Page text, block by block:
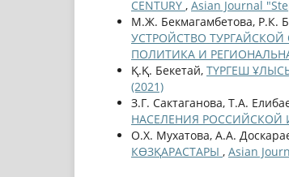
CENTURY , Asian Journal
М.Ж. Бекмагамбетова, Р.К.
УСТРОЙСТВО
ПОЛИТИКА И
Қ.Қ. Бекетай, ТҮРГЕШ
(2021)
З.Г. Сактаганова, Т.А.
НАСЕЛЕНИЯ РОССИЙСКОЙ
О.Х. Мухатова, А.А.
КӨЗҚАРАСТАРЫ , Asian